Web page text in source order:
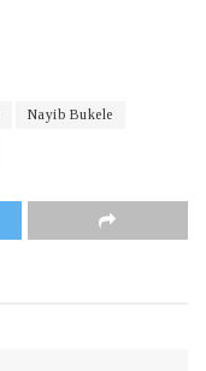
Nayib Bukele